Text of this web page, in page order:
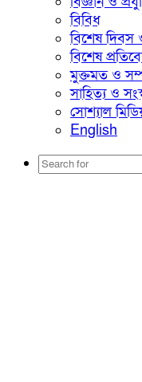
বিবিধ
বিশেষ দিবস
বিশেষ
মুক্তমত ও
সাহিত্য ও
সোশ্যাল
English